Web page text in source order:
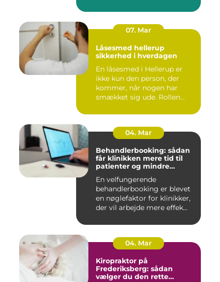
07. Mar
Låsesmed hellerup
sikkerhed i hverdagen
En låsesmed i Hellerup er
ikke kun den person, der
kommer, når nogen har
smækket sig ude. Rollen
04. Mar
Behandlerbooking: sådan
får klinikken mere tid til
patienter og mindre
En velfungerende
behandlerbooking er blevet
en nøglefaktor for klinikker,
der vil arbejde mere effek...
04. Mar
Kiropraktor på
Frederiksberg: sådan
vælger du den rette